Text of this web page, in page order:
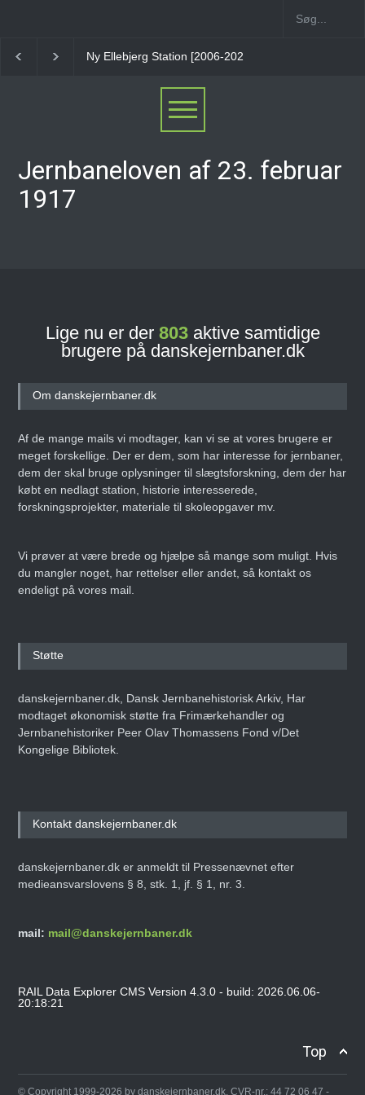
Ny Ellebjerg Station [2006-2023]
Jernbaneloven af 23. februar
1917
Lige nu er der 803aktive samtidige
brugere på danskejernbaner.dk
Om danskejernbaner.dk
Af de mange mails vi modtager, kan vi se at vores brugere er
meget forskellige. Der er dem, som har interesse for jernbaner,
dem der skal bruge oplysninger til slægtsforskning, dem der har
købt en nedlagt station, historie interesserede,
forskningsprojekter, materiale til skoleopgaver mv.
Vi prøver at være brede og hjælpe så mange som muligt. Hvis
du mangler noget, har rettelser eller andet, så kontakt os
endeligt på vores mail.
Støtte
danskejernbaner.dk, Dansk Jernbanehistorisk Arkiv, Har
modtaget økonomisk støtte fra Frimærkehandler og
Jernbanehistoriker Peer Olav Thomassens Fond v/Det
Kongelige Bibliotek.
Kontakt danskejernbaner.dk
danskejernbaner.dk er anmeldt til Pressenævnet efter
medieansvarslovens § 8, stk. 1, jf. § 1, nr. 3.
mail: mail@danskejernbaner.dk
RAIL Data Explorer CMS Version 4.3.0 - build: 2026.06.06-
20:18:21
Top
© Copyright 1999-2026 by danskejernbaner.dk, CVR-nr.: 44 72 06 47 -